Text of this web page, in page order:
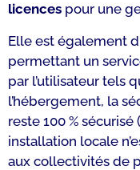
licences pour une
Elle est également
permettant un
par l’utilisateur tels
l’hébergement, la
reste 100 %
installation locale
aux collectivités de